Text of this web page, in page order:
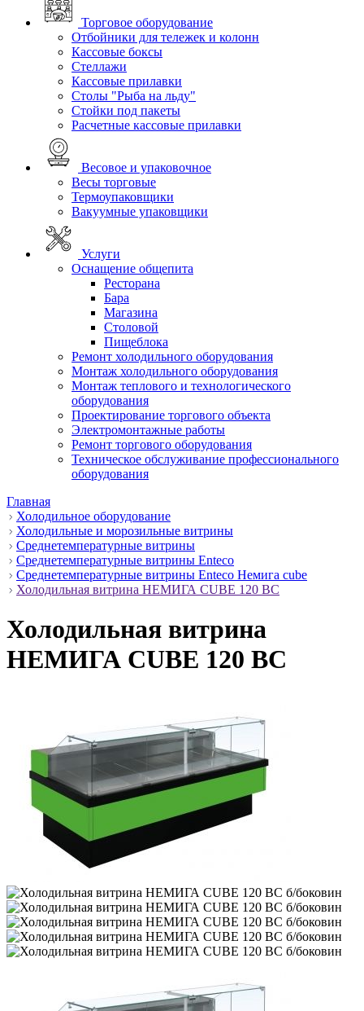
Торговое оборудование
Отбойники для тележек и колонн
Кассовые боксы
Стеллажи
Кассовые прилавки
Столы "Рыба на льду"
Стойки под пакеты
Расчетные кассовые прилавки
Весовое и упаковочное
Весы торговые
Термоупаковщики
Вакуумные упаковщики
Услуги
Оснащение общепита
Ресторана
Бара
Магазина
Столовой
Пищеблока
Ремонт холодильного оборудования
Монтаж холодильного оборудования
Монтаж теплового и технологического
оборудования
Проектирование торгового объекта
Электромонтажные работы
Ремонт торгового оборудования
Техническое обслуживание профессионального
оборудования
Главная
Холодильное оборудование
Холодильные и морозильные витрины
Среднетемпературные витрины
Среднетемпературные витрины Enteco
Среднетемпературные витрины Enteco Немига cube
Холодильная витрина НЕМИГА CUBE 120 ВС
Холодильная витрина
НЕМИГА CUBE 120 ВС